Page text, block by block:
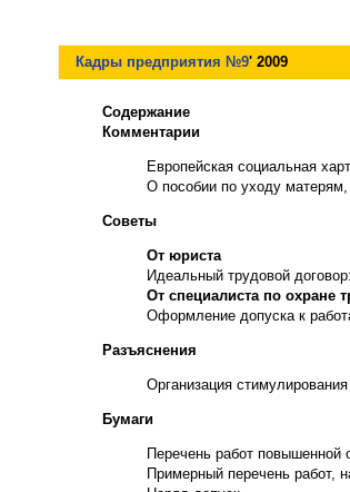
Кадры предприятия №9' 2009
Содержание
Комментарии
Европейская социальная
О пособии по уходу
Советы
От юриста
Идеальный трудовой
От специалиста по охране
Оформление допуска к
Разъяснения
Организация
Бумаги
Перечень работ повышенной
Примерный перечень работ,